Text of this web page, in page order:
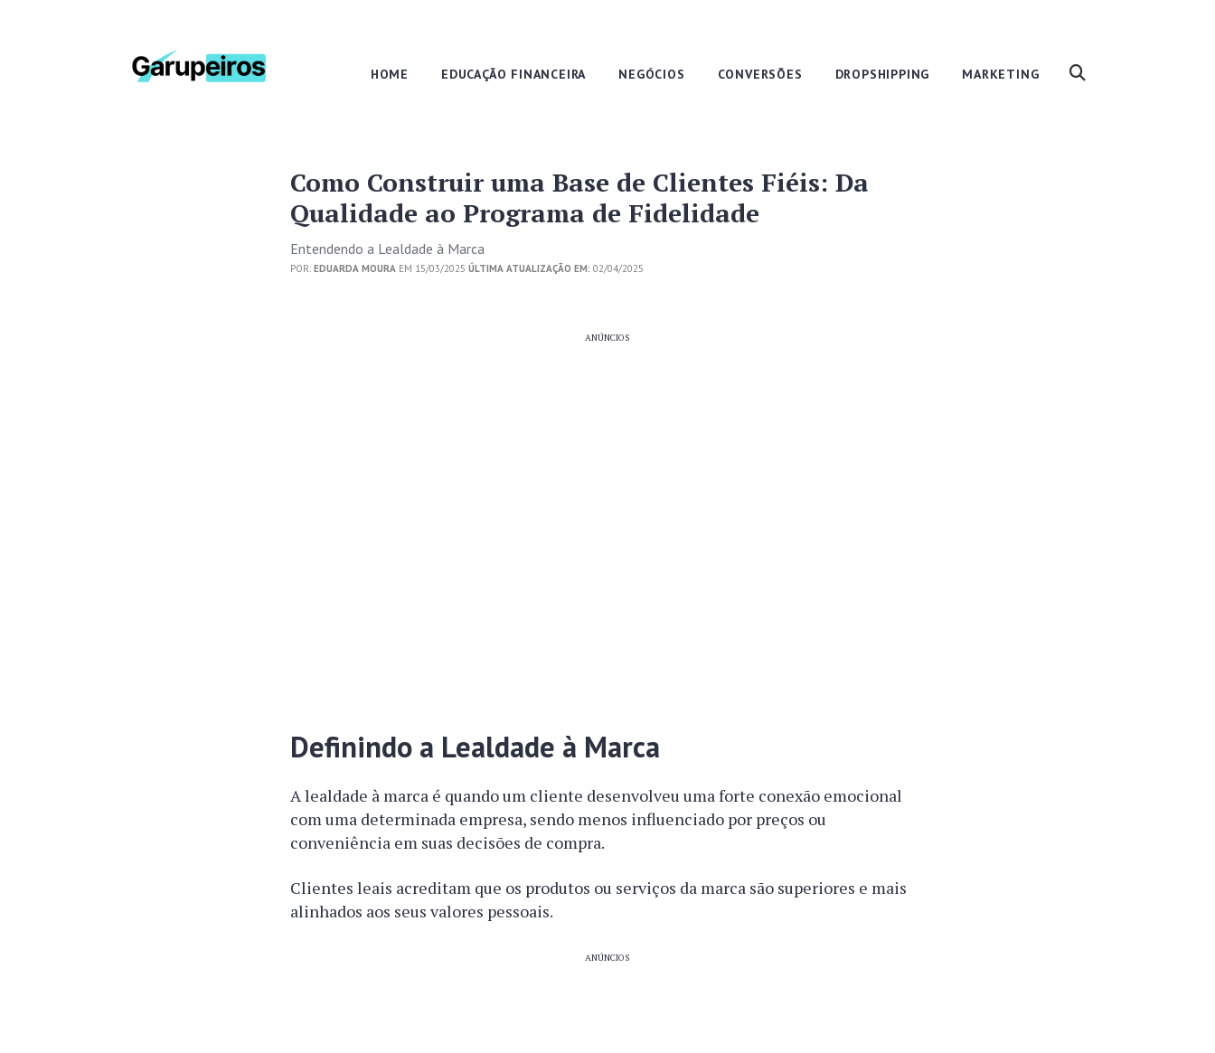
HOME EDUCAÇÃO FINANCEIRA NEGÓCIOS CONVERSÕES DROPSHIPPING MARKETING
Como Construir uma Base de Clientes Fiéis: Da
Qualidade ao Programa de Fidelidade
Entendendo a Lealdade à Marca
POR:EDUARDA MOURA EM 15/03/2025ÚLTIMA ATUALIZAÇÃO EM: 02/04/2025
ANÚNCIOS
Definindo a Lealdade à Marca
A lealdade à marca é quando um cliente desenvolveu uma forte conexão emocional
com uma determinada empresa, sendo menos influenciado por preços ou
conveniência em suas decisões de compra.
Clientes leais acreditam que os produtos ou serviços da marca são superiores e mais
alinhados aos seus valores pessoais.
ANÚNCIOS